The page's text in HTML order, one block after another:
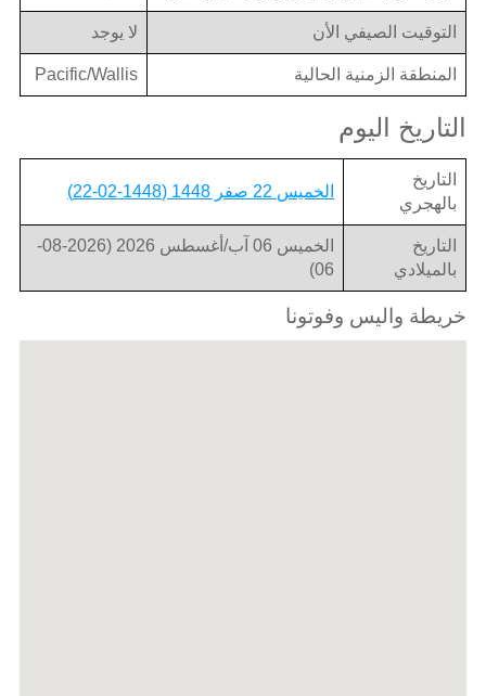
التوقيت الصيفي الأن لا يوجد
المنطقة الزمنية الحالية Pacific/Wallis
التاريخ اليوم
التاريخ
بالهجري
الخميس 22 صفر 1448 (1448-02-22)
التاريخ
بالميلادي
الخميس 06 آب/أغسطس 2026 (2026-08-
06)
خريطة واليس وفوتونا